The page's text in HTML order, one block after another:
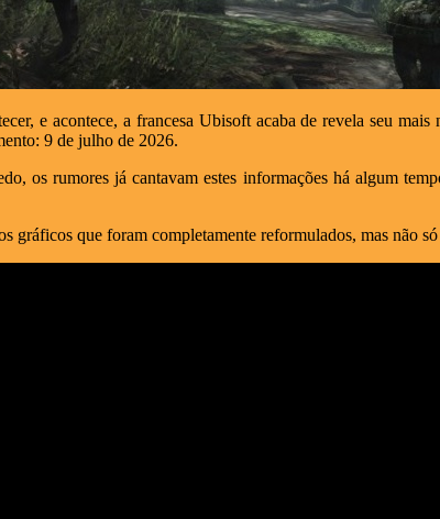
e acontece, a francesa Ubisoft acaba de revela seu
9 de julho de 2026.
os rumores já cantavam estes informações há algum
gráficos que foram completamente reformulados, mas não